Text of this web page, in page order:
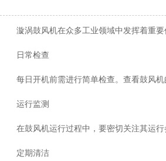
漩涡鼓风机在众多工业领域中发挥着重要
日常检查
每日开机前需进行简单检查。查看鼓风机
运行监测
在鼓风机运行过程中，要密切关注其运行
定期清洁